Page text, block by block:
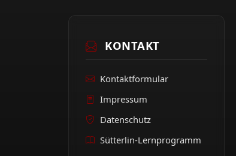
KONTAKT
Kontaktformular
Impressum
Datenschutz
Sütterlin-Lernprogramm